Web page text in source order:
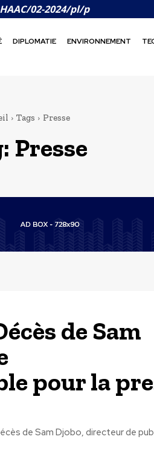
02-2024/pl/p
DIPLOMATIE ENVIRONNEMENT
Tags Presse
Presse
de Sam
pour la
de Sam Djobo, directeur de